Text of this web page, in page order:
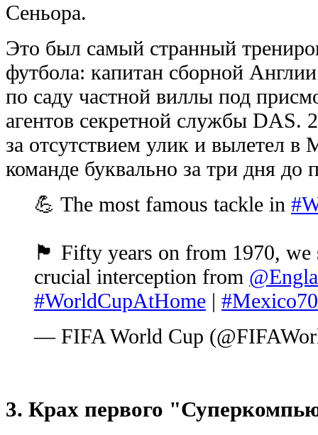
Сеньора.
Это был самый странный
футбола: капитан сборной
по саду частной виллы под
агентов секретной службы
за отсутствием улик и вылетел
команде буквально за три дня
💪 The most famous tackle in
🏴󠁧󠁢󠁥󠁮󠁧󠁿 Fifty years on from 1970,
crucial interception from
#WorldCupAtHome | #Mexico70
— FIFA World Cup
3. Крах первого